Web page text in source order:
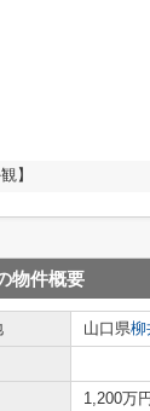
】
物件概要
山口県柳
1,200万円